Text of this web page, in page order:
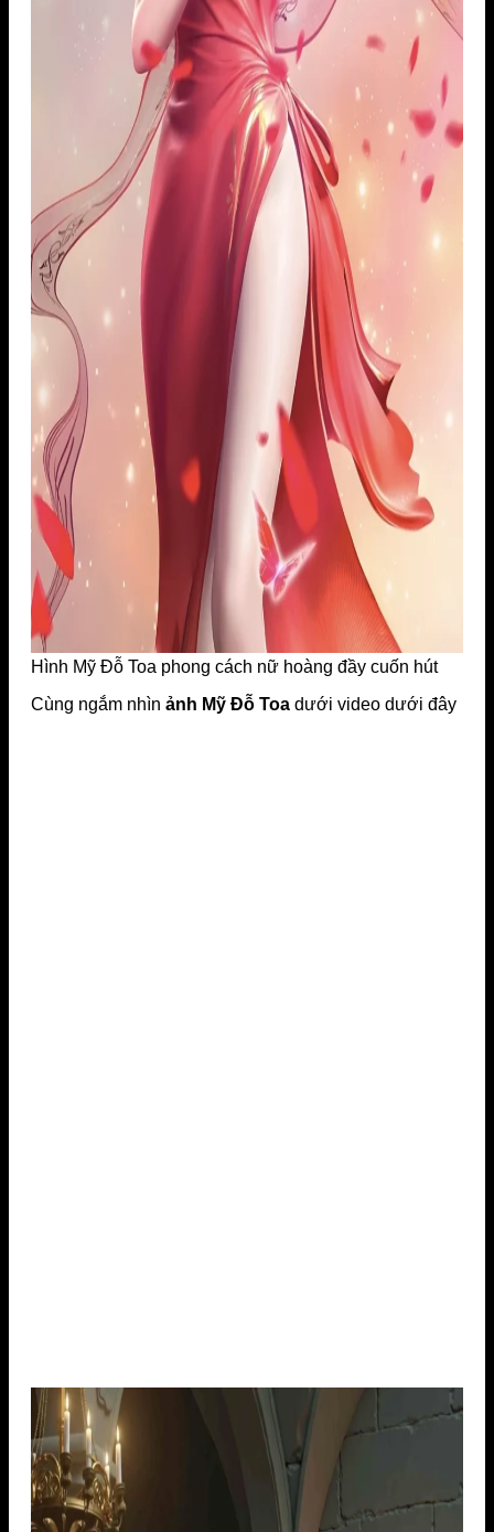
Hình Mỹ Đỗ Toa phong cách nữ hoàng đầy cuốn hút
Cùng ngắm nhìn ảnh Mỹ Đỗ Toa dưới video dưới đây